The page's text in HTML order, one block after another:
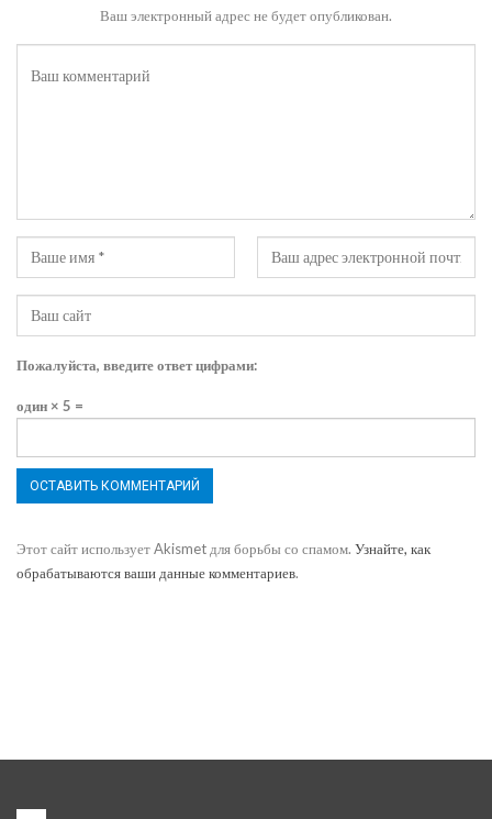
Ваш электронный адрес не будет опубликован.
Пожалуйста, введите ответ цифрами:
один × 5 =
Этот сайт использует Akismet для борьбы со спамом. Узнайте, как
обрабатываются ваши данные комментариев.